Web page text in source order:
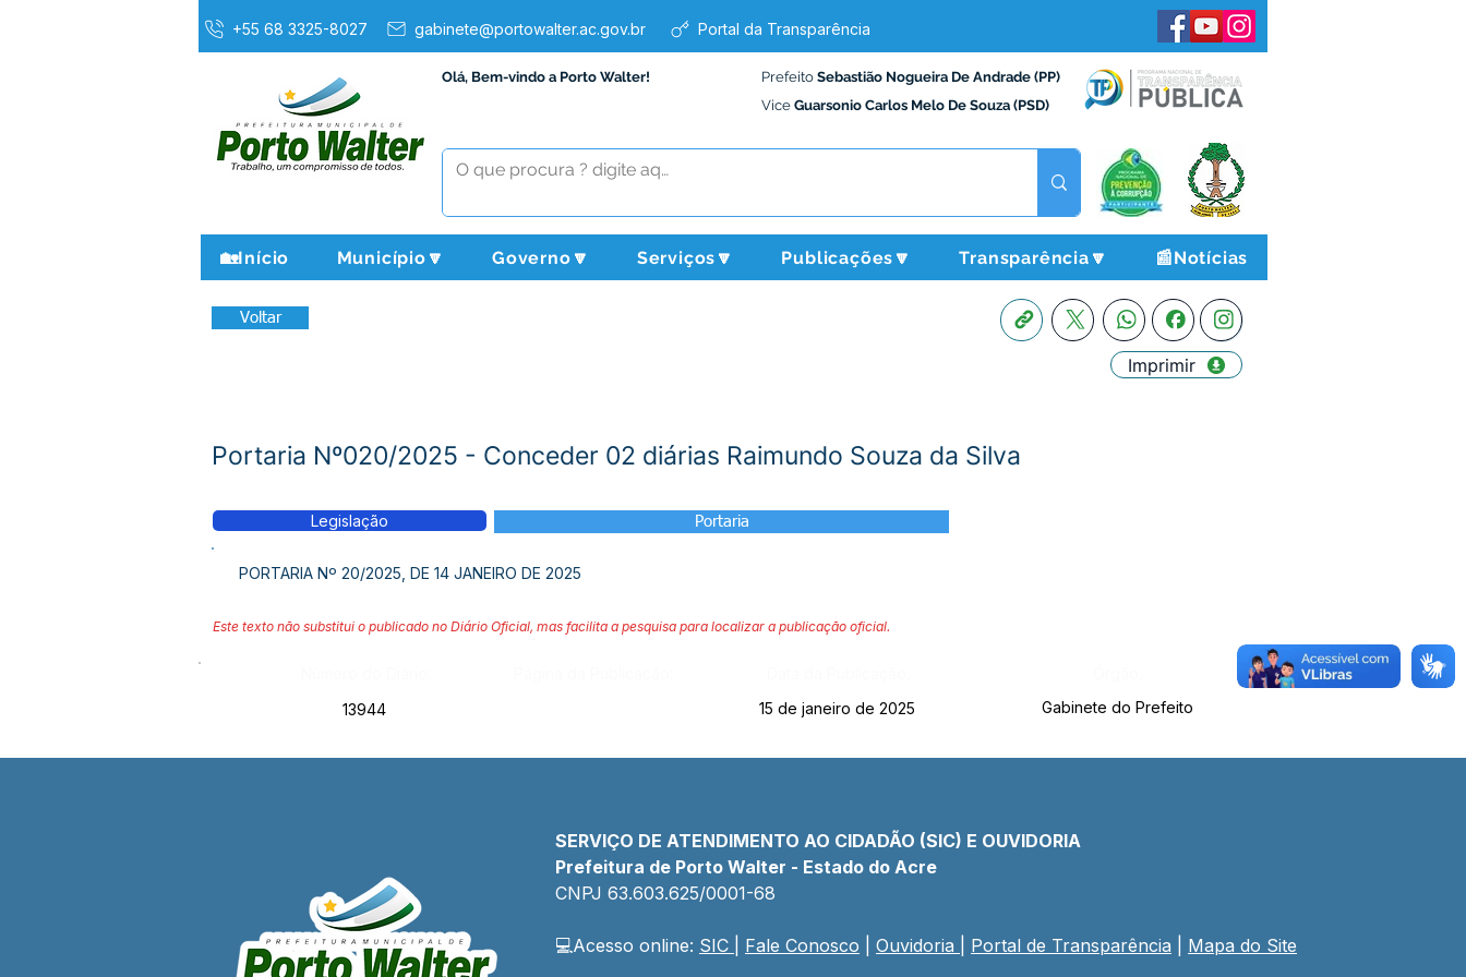
+55 68 3325-8027 gabinete@portowalter.ac.gov.br Portal da Transparência
Olá, Bem-vindo a Porto Walter! Prefeito Sebastião Nogueira De Andrade (PP)
Vice Guarsonio Carlos Melo De Souza (PSD)
🏡Início Município🔽 Governo🔽 Serviços🔽 Publicações🔽 Transparência🔽 📰Notícias
Voltar
Imprimir
Portaria Nº020/2025 - Conceder 02 diárias Raimundo Souza da Silva
Legislação Portaria
PORTARIA Nº 20/2025, DE 14 JANEIRO DE 2025
Este texto não substitui o publicado no Diário Oficial, mas facilita a pesquisa para localizar a publicação oficial.
13944
15 de janeiro de 2025 Gabinete do Prefeito
SERVIÇO DE ATENDIMENTO AO CIDADÃO (SIC) E OUVIDORIA
Prefeitura de Porto Walter - Estado do Acre
CNPJ 63.603.625/0001-68
💻Acesso online: SIC Fale Conosco Ouvidoria Portal de Transparência Mapa do Site